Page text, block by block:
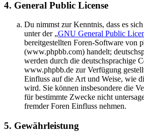
4. General Public License
Du nimmst zur Kenntnis, dass es
unter der „GNU General Public
bereitgestellten Foren-Software von
(www.phpbb.com) handelt;
werden durch die deutschsprachige
www.phpbb.de zur Verfügung
Einfluss auf die Art und Weise, wie
wird. Sie können insbesondere die
für bestimmte Zwecke nicht
fremder Foren Einfluss nehmen.
5. Gewährleistung